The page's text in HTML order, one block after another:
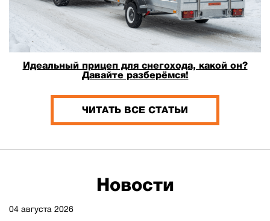
Идеальный прицеп для снегохода, какой он?
Давайте разберёмся!
ЧИТАТЬ ВСЕ СТАТЬИ
Новости
04 августа 2026